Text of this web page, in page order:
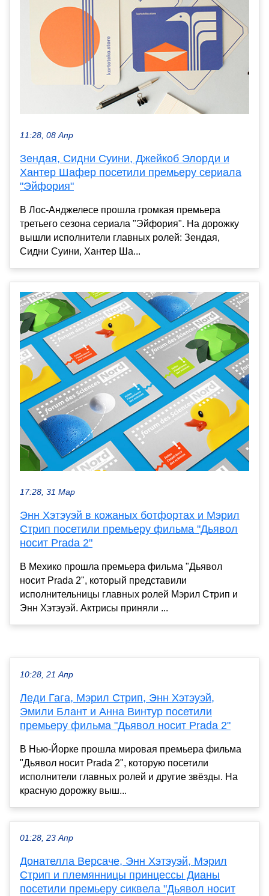
11:28, 08 Апр
Зендая, Сидни Суини, Джейкоб Элорди и
Хантер Шафер посетили премьеру сериала
"Эйфория"
В Лос-Анджелесе прошла громкая премьера
третьего сезона сериала "Эйфория". На дорожку
вышли исполнители главных ролей: Зендая,
Сидни Суини, Хантер Ша...
17:28, 31 Мар
Энн Хэтэуэй в кожаных ботфортах и Мэрил
Стрип посетили премьеру фильма "Дьявол
носит Prada 2"
В Мехико прошла премьера фильма "Дьявол
носит Prada 2", который представили
исполнительницы главных ролей Мэрил Стрип и
Энн Хэтэуэй. Актрисы приняли ...
10:28, 21 Апр
Леди Гага, Мэрил Стрип, Энн Хэтэуэй,
Эмили Блант и Анна Винтур посетили
премьеру фильма "Дьявол носит Prada 2"
В Нью-Йорке прошла мировая премьера фильма
"Дьявол носит Prada 2", которую посетили
исполнители главных ролей и другие звёзды. На
красную дорожку выш...
01:28, 23 Апр
Донателла Версаче, Энн Хэтэуэй, Мэрил
Стрип и племянницы принцессы Дианы
посетили премьеру сиквела "Дьявол носит